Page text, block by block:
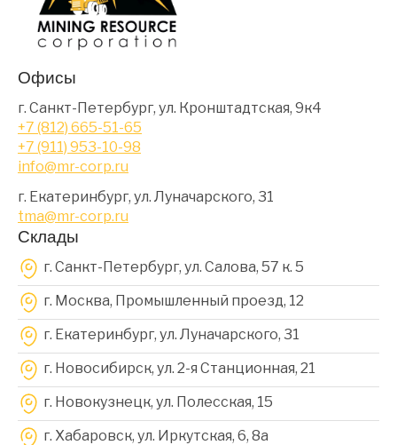
Офисы
г. Санкт-Петербург, ул. Кронштадтская, 9к4
+7 (812) 665-51-65
+7 (911) 953-10-98
info@mr-corp.ru
г. Екатеринбург, ул. Луначарского, 31
tma@mr-corp.ru
Склады
г. Санкт-Петербург, ул. Салова, 57 к. 5
г. Москва, Промышленный проезд, 12
г. Екатеринбург, ул. Луначарского, 31
г. Новосибирск, ул. 2-я Станционная, 21
г. Новокузнецк, ул. Полесская, 15
г. Хабаровск, ул. Иркутская, 6, 8a